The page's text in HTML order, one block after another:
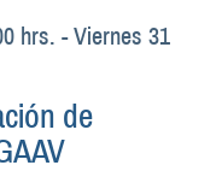
hrs. -Viernes 31
de